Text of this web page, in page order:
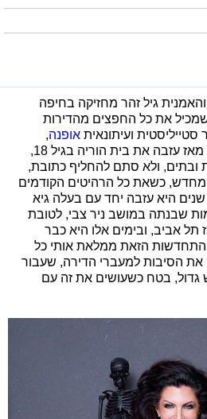
גיל זהר מחזיקה בחיפה
400 מ"ר, שמכיל את כל החפצים מהדירות
ועיתונאית אופנה,
מספרת כי מדי שלוש שנים מאז עזבה את בית הוריה בגיל 18,
ובתים, ולא סתם להחליף כתובת,
כשאת כל הרהיטים הקודמים
היא עזבה יחד עם בעלה גיא
שבנתה במושב ניר צבי, לטובת
תל אביב, ובימים אלו היא כבר
הזאת ממלאת אותי כל
הסיבות למעברי הדירה, שעבור
בטח כשעושים את זה עם